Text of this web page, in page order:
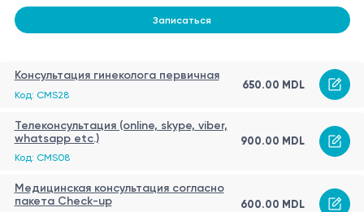
Записаться
Консультация гинеколога первичная
Код: CMS28
650.00 MDL
Телеконсультация (online, skype, viber,
whatsapp etc.)
Код: CMS08
900.00 MDL
Медицинская консультация согласно
пакета Check-up
600.00 MDL